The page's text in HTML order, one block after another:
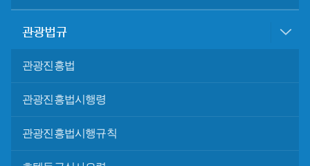
관광법규
관광진흥법
관광진흥법시행령
관광진흥법시행규칙